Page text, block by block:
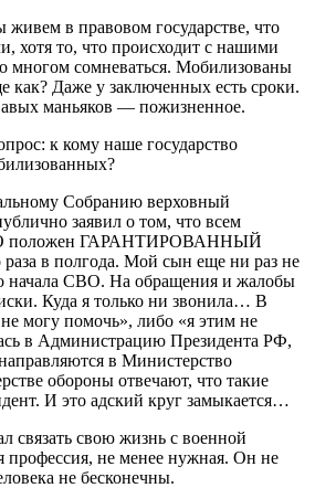
живем в правовом государстве, что
хотя то, что происходит с нашими
многом сомневаться. Мобилизованы
как? Даже у заключенных есть сроки.
маньяков — пожизненное.
к кому наше государство
Собранию верховный
заявил о том, что всем
положен ГАРАНТИРОВАННЫЙ
раза в полгода. Мой сын еще ни раз не
начала СВО. На обращения и жалобы
Куда я только ни звонила… В
могу помочь», либо «я этим не
в Администрацию Президента РФ,
в Министерство
обороны отвечают, что такие
И это адский круг замыкается…
связать свою жизнь с военной
профессия, не менее нужная. Он не
не бесконечны.